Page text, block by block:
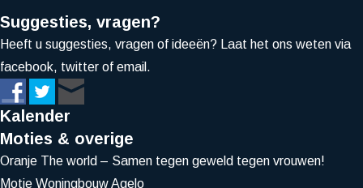
Suggesties, vragen?
Heeft u suggesties, vragen of ideeën? Laat het ons weten via
facebook, twitter of email.
Kalender
Moties & overige
Oranje The world – Samen tegen geweld tegen vrouwen!
Motie Woningbouw Agelo